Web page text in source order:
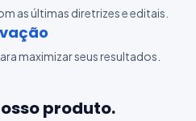
as últimas diretrizes e editais.
maximizar seus resultados.
produto.